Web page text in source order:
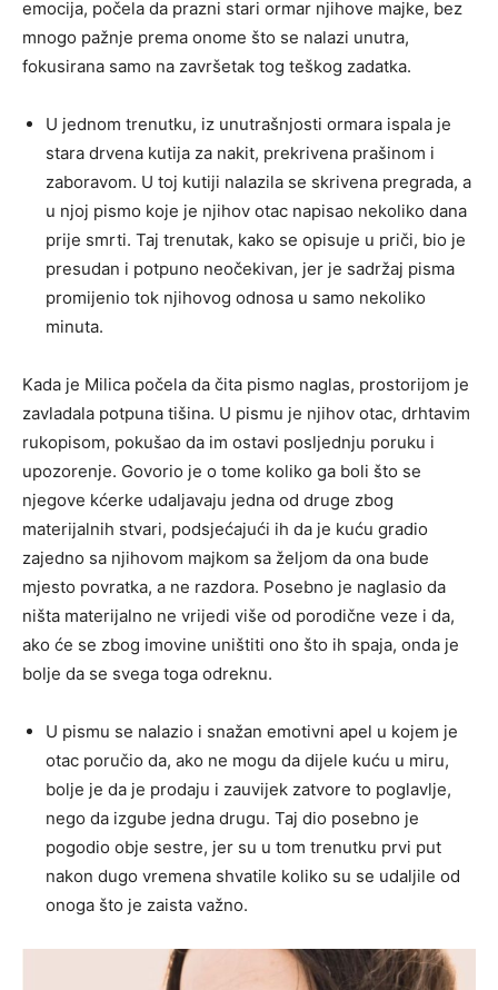
emocija, počela da prazni stari ormar njihove majke, bez
mnogo pažnje prema onome što se nalazi unutra,
fokusirana samo na završetak tog teškog zadatka.
U jednom trenutku, iz unutrašnjosti ormara ispala je
stara drvena kutija za nakit, prekrivena prašinom i
zaboravom. U toj kutiji nalazila se skrivena pregrada, a
u njoj pismo koje je njihov otac napisao nekoliko dana
prije smrti. Taj trenutak, kako se opisuje u priči, bio je
presudan i potpuno neočekivan, jer je sadržaj pisma
promijenio tok njihovog odnosa u samo nekoliko
minuta.
Kada je Milica počela da čita pismo naglas, prostorijom je
zavladala potpuna tišina. U pismu je njihov otac, drhtavim
rukopisom, pokušao da im ostavi posljednju poruku i
upozorenje. Govorio je o tome koliko ga boli što se
njegove kćerke udaljavaju jedna od druge zbog
materijalnih stvari, podsjećajući ih da je kuću gradio
zajedno sa njihovom majkom sa željom da ona bude
mjesto povratka, a ne razdora. Posebno je naglasio da
ništa materijalno ne vrijedi više od porodične veze i da,
ako će se zbog imovine uništiti ono što ih spaja, onda je
bolje da se svega toga odreknu.
U pismu se nalazio i snažan emotivni apel u kojem je
otac poručio da, ako ne mogu da dijele kuću u miru,
bolje je da je prodaju i zauvijek zatvore to poglavlje,
nego da izgube jedna drugu. Taj dio posebno je
pogodio obje sestre, jer su u tom trenutku prvi put
nakon dugo vremena shvatile koliko su se udaljile od
onoga što je zaista važno.